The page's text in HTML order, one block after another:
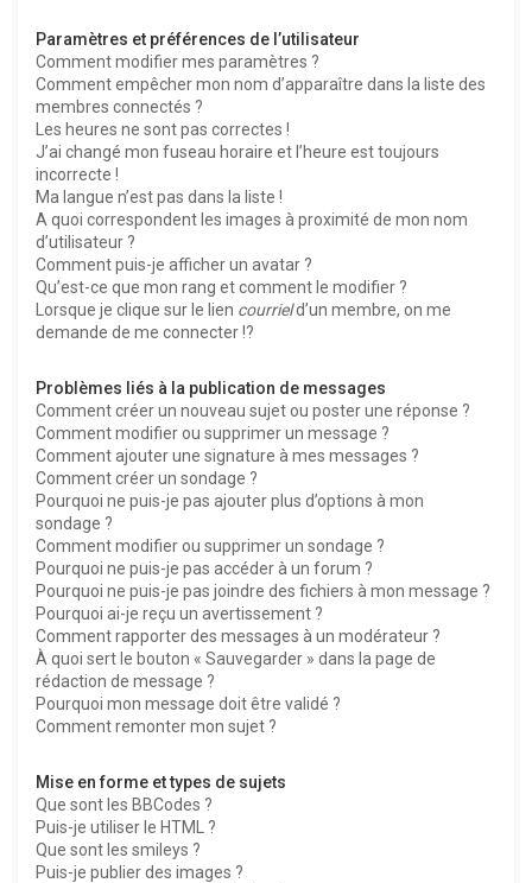
Paramètres et préférences de l’utilisateur
Comment modifier mes paramètres ?
Comment empêcher mon nom d’apparaître dans la liste des
membres connectés ?
Les heures ne sont pas correctes !
J’ai changé mon fuseau horaire et l’heure est toujours
incorrecte !
Ma langue n’est pas dans la liste !
A quoi correspondent les images à proximité de mon nom
d’utilisateur ?
Comment puis-je afficher un avatar ?
Qu’est-ce que mon rang et comment le modifier ?
Lorsque je clique sur le lien courrield’un membre, on me
demande de me connecter !?
Problèmes liés à la publication de messages
Comment créer un nouveau sujet ou poster une réponse ?
Comment modifier ou supprimer un message ?
Comment ajouter une signature à mes messages ?
Comment créer un sondage ?
Pourquoi ne puis-je pas ajouter plus d’options à mon
sondage ?
Comment modifier ou supprimer un sondage ?
Pourquoi ne puis-je pas accéder à un forum ?
Pourquoi ne puis-je pas joindre des fichiers à mon message ?
Pourquoi ai-je reçu un avertissement ?
Comment rapporter des messages à un modérateur ?
À quoi sert le bouton « Sauvegarder » dans la page de
rédaction de message ?
Pourquoi mon message doit être validé ?
Comment remonter mon sujet ?
Mise en forme et types de sujets
Que sont les BBCodes ?
Puis-je utiliser le HTML ?
Que sont les smileys ?
Puis-je publier des images ?